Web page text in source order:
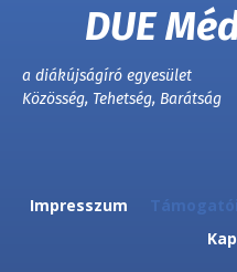
DUE
a diákújságíró egyesület
Közösség, Tehetség, Barátság
Impresszum